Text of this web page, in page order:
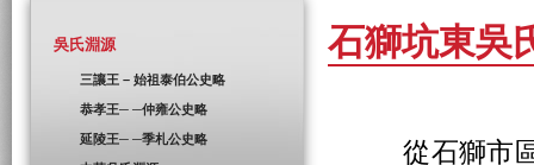
石獅坑東吳
從石獅市區出
吳氏淵源
三讓王 – 始祖泰伯公史略
恭孝王─ ─仲雍公史略
延陵王─ ─季札公史略